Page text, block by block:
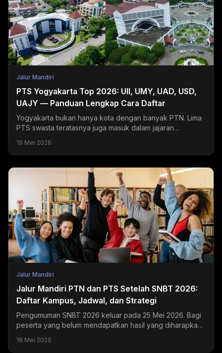
Jalur Mandiri
PTS Yogyakarta Top 2026: UII, UMY, UAD, USD,
UAJY — Panduan Lengkap Cara Daftar
Yogyakarta bukan hanya kota dengan banyak PTN. Lima
PTS swasta teratasnya juga masuk dalam jajaran
tujuan...
18 Mei 2026
Jalur Mandiri
Jalur Mandiri PTN dan PTS Setelah SNBT 2026:
Daftar Kampus, Jadwal, dan Strategi
Pengumuman SNBT 2026 keluar pada 25 Mei 2026. Bagi
peserta yang belum mendapatkan hasil yang diharapkan,
18 Mei 2026